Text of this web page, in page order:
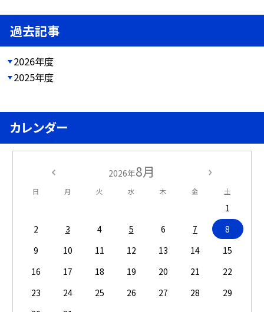
過去記事
2026年度
2025年度
カレンダー
2026年8月
日 月 火 水 木 金 土
1
2
3 4 5 6 7
8
9
10 11 12 13 14
15
16
17 18 19 20 21
22
23
24 25 26 27 28
29